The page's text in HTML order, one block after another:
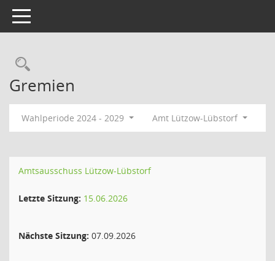
Toggle navigation
Rechercheauswahl
Gremien
Wahlperiode 2024 - 2029 Amt Lützow-Lübstorf
Amtsausschuss Lützow-Lübstorf
Letzte Sitzung: 15.06.2026
Nächste Sitzung: 07.09.2026